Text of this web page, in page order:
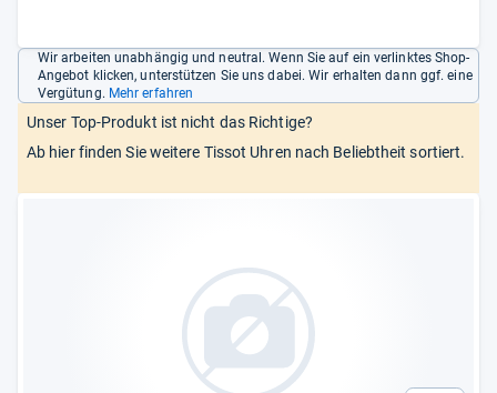
Wir arbeiten unabhängig und neutral. Wenn Sie auf ein verlinktes Shop-
Angebot klicken, unterstützen Sie uns dabei. Wir erhalten dann ggf. eine
Vergütung. Mehr erfahren
Unser Top-Produkt ist nicht das Richtige?
Ab hier finden Sie weitere Tissot Uhren nach Beliebtheit sortiert.